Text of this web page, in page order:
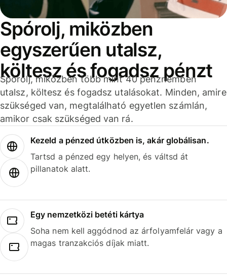
Spórolj, miközben
egyszerűen utalsz,
költesz és fogadsz pénzt
Spórolj, miközben több mint 40 pénznemben
utalsz, költesz és fogadsz utalásokat. Minden, amire
szükséged van, megtalálható egyetlen számlán,
amikor csak szükséged van rá.
Kezeld a pénzed útközben is, akár globálisan.
Tartsd a pénzed egy helyen, és váltsd át
pillanatok alatt.
Egy nemzetközi betéti kártya
Soha nem kell aggódnod az árfolyamfelár vagy a
magas tranzakciós díjak miatt.